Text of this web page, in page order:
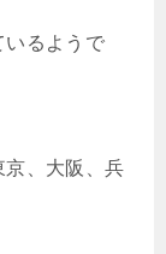
いるようで
京、大阪、兵